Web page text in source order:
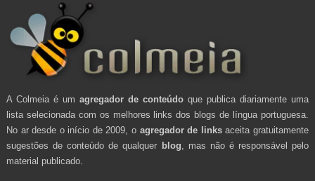
A Colmeia é um agregador de conteúdo que publica diariamente uma
lista selecionada com os melhores links dos blogs de língua portuguesa.
No ar desde o início de 2009, o agregador de linksaceita gratuitamente
sugestões de conteúdo de qualquer blog , mas não é responsável pelo
material publicado.